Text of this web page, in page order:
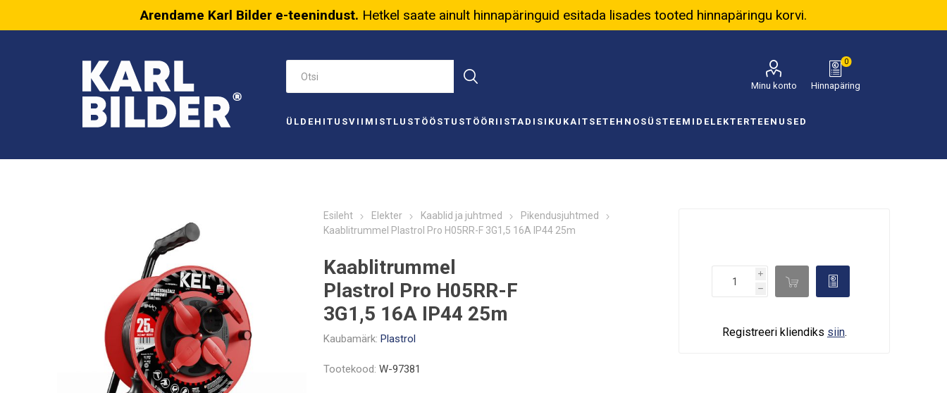
Arendame Karl Bilder e-teenindust. Hetkel saate ainult hinnapäringuid esitada lisades tooted hinnapäringu korvi.
Minu konto Hinnapäring
0
ÜLDEHITUSVIIMISTLUSTÖÖSTUSTÖÖRIISTAD ISIKUKAITSETEHNOSÜSTEEMID ELEKTERTEENUSED
Esileht Elekter Kaablid ja juhtmed
Pikendusjuhtmed
Kaablitrummel Plastrol Pro H05RR-F 3G1,5 16A IP44 25m
Kaablitrummel
Plastrol Pro H05RR-F
3G1,5 16A IP44 25m
Kaubamärk: Plastrol
Tootekood: W-97381
i
h
d 
Registreeri kliendiks siin.